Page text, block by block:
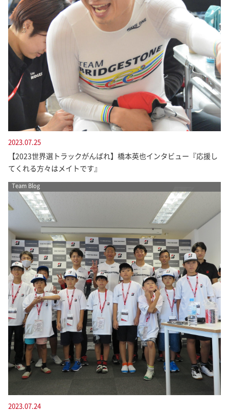
2023.07.25
【2023世界選トラックがんばれ】橋本英也インタビュー『応援し
てくれる方々はメイトです』
Team Blog
2023.07.24